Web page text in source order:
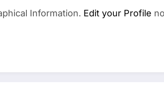
Information. Edit your Profile